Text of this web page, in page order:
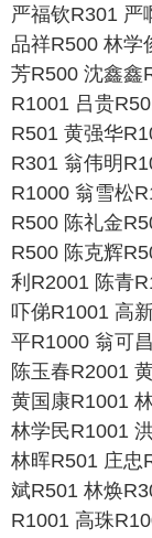
严福钦R301 严
品祥R500 林学
芳R500 沈鑫鑫
R1001 吕贵
R501 黄强华
R301 翁伟明
R1000 翁雪松
R500 陈礼金
R500 陈克辉
利R2001 陈青
吓俤R1001 高
平R1000 翁可
陈玉春R2001
黄国康R1001
林学民R1001
林晖R501 庄忠
斌R501 林焕
R1001 高珠